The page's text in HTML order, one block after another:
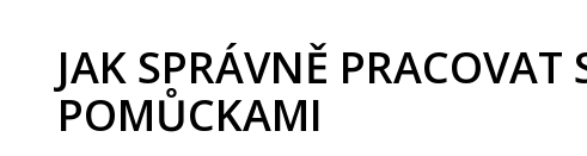
JAK SPRÁVNĚ PRACOVAT
POMŮCKAMI